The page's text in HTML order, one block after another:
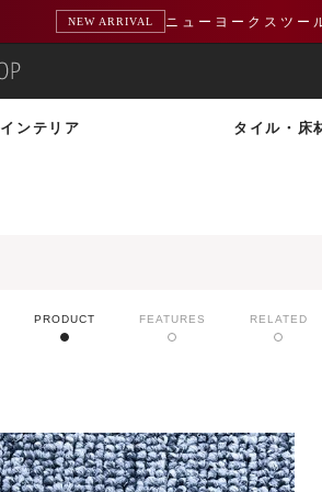
NEW ARRIVAL ニューヨークスツー
インテリア タイル・床
PRODUCT FEATURES RELATED